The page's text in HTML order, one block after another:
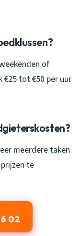
of
tot €50 per uur
meerdere taken
te
02